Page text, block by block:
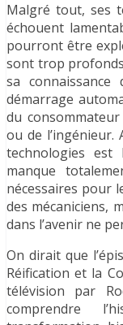
Malgré tout, ses
échouent
pourront être
sont trop
sa
démarrage
du
ou de l’ingénieur.
technologies
manque
nécessaires pour
des mécaniciens,
dans l’avenir ne
On dirait que
Réification et la
télévision par
comprendre